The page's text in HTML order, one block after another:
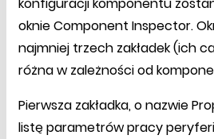
oknie Component Inspector.
najmniej trzech zakładek (ich
różna w zależności od
Pierwsza zakładka, o nazwie
listę parametrów pracy